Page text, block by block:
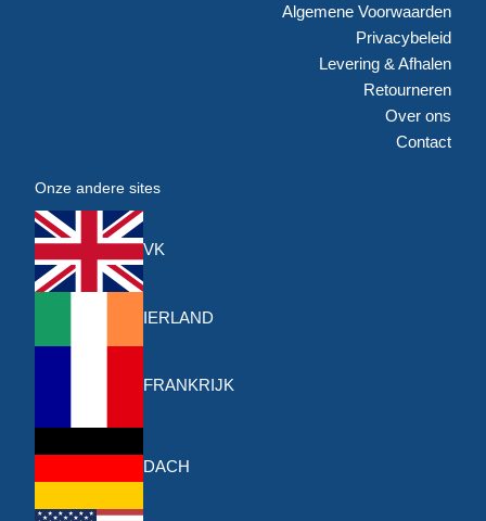
Algemene Voorwaarden
Privacybeleid
Levering & Afhalen
Retourneren
Over ons
Contact
Onze andere sites
VK
IERLAND
FRANKRIJK
DACH